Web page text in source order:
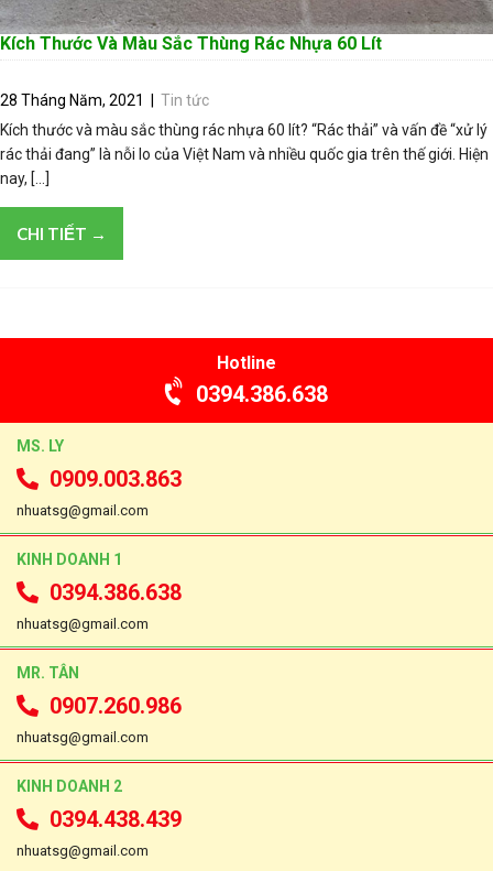
Kích Thước Và Màu Sắc Thùng Rác Nhựa 60 Lít
28 Tháng Năm, 2021
Tin tức
Kích thước và màu sắc thùng rác nhựa 60 lít? “Rác thải” và vấn đề “xử lý
rác thải đang” là nỗi lo của Việt Nam và nhiều quốc gia trên thế giới. Hiện
nay, […]
CHI TIẾT →
Hotline
0394.386.638
MS. LY
0909.003.863
nhuatsg@gmail.com
KINH DOANH 1
0394.386.638
nhuatsg@gmail.com
MR. TÂN
0907.260.986
nhuatsg@gmail.com
KINH DOANH 2
0394.438.439
nhuatsg@gmail.com